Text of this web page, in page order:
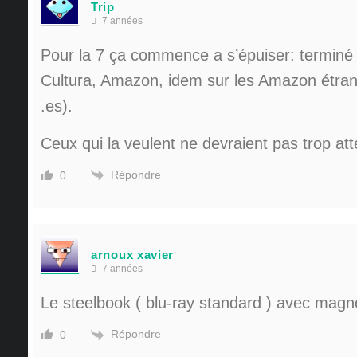
Trip
7 années
Pour la 7 ça commence a s’épuiser:
Cultura, Amazon, idem sur les Amazon
.es).
Ceux qui la veulent ne devraient pas trop
0 Répondre
arnoux xavier
7 années
Le steelbook ( blu-ray standard ) avec
0 Répondre